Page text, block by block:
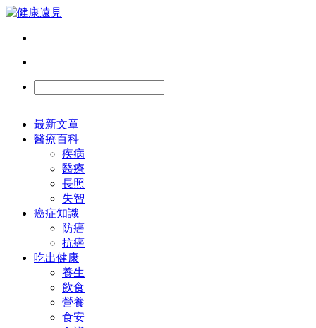
最新文章
醫療百科
疾病
醫療
長照
失智
癌症知識
防癌
抗癌
吃出健康
養生
飲食
營養
食安